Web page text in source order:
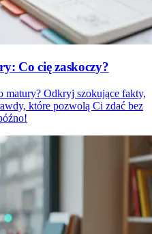
Co cię zaskoczy?
matury? Odkryj szokujące fakty,
które pozwolą Ci zdać bez